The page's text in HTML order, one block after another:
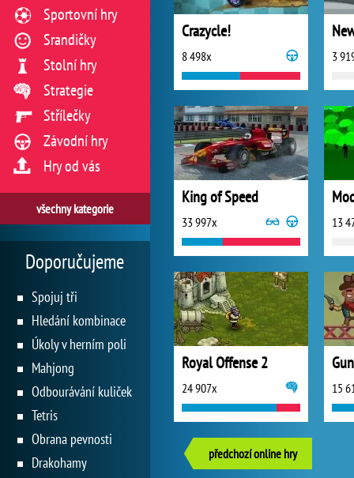
Crazycle!
8 498x 3
King of Speed
33 997x 13
Royal Offense 2
24 907x 15
předchozí online hry
Sportovní hry
Srandičky
Stolní hry
Strategie
Střílečky
Závodní hry
Hry od vás
všechny kategorie
Doporučujeme
Spojuj tři
Hledání kombinace
Úkoly v herním poli
Mahjong
Odbourávání kuliček
Tetris
Obrana pevnosti
Drakohamy